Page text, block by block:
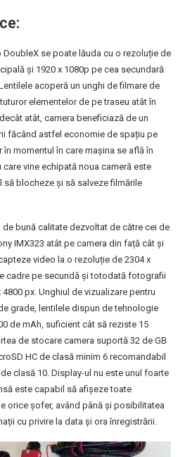
DoubleX se poate lăuda cu o rezoluție de
și 1920 x 1080p pe cea secundară
acoperă un unghi de filmare de
elementelor de pe traseu atât în
atât, camera beneficiază de un
făcând astfel economie de spațiu pe
momentul în care mașina se află în
vine echipată noua cameră este
să blocheze și să salveze filmările
bună calitate dezvoltat de către cei de
IMX323 atât pe camera din față cât și
video la o rezoluție de 2304 x
cadre pe secundă și totodată fotografii
px. Unghiul de vizualizare pentru
grade, lentilele dispun de tehnologie
de mAh, suficient cât să reziste 15
de stocare camera suportă 32 de GB
HC de clasă minim 6 recomandabil
clasă 10. Display-ul nu este unul foarte
este capabil să afișeze toate
orice șofer, având până și posibilitatea
cu privire la data și ora înregistrării.